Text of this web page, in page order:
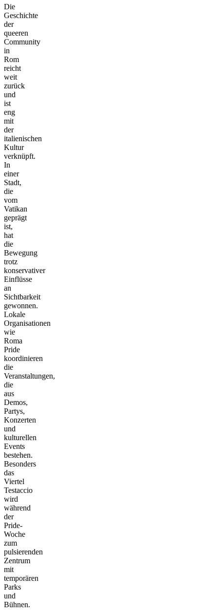
Die
Geschichte
der
queeren
Community
in
Rom
reicht
weit
zurück
und
ist
eng
mit
der
italienischen
Kultur
verknüpft.
In
einer
Stadt,
die
vom
Vatikan
geprägt
ist,
hat
die
Bewegung
trotz
konservativer
Einflüsse
an
Sichtbarkeit
gewonnen.
Lokale
Organisationen
wie
Roma
Pride
koordinieren
die
Veranstaltungen,
die
aus
Demos,
Partys,
Konzerten
und
kulturellen
Events
bestehen.
Besonders
das
Viertel
Testaccio
wird
während
der
Pride-
Woche
zum
pulsierenden
Zentrum
mit
temporären
Parks
und
Bühnen.